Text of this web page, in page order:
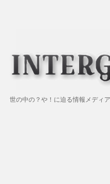
世の中の？や！に迫る情報メディア